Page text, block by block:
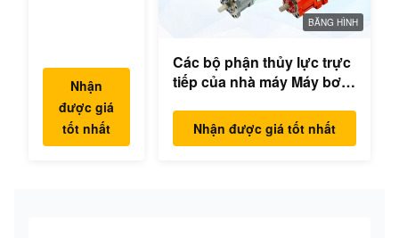
phận động
cơ swing
cho Hyundai
Yanmar
Komatsu
Nhận
được giá
tốt nhất
BĂNG HÌNH
Các bộ phận thủy lực trực
tiếp của nhà máy Máy bơm
Mô hình động cơ
PC/EX/EC/DH/DX/CAAT/SH
Nhận được giá tốt nhất